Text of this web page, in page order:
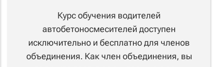
Курс обучения водителей
автобетоносмесителей доступен
исключительно и бесплатно для членов
объединения. Как член объединения, вы